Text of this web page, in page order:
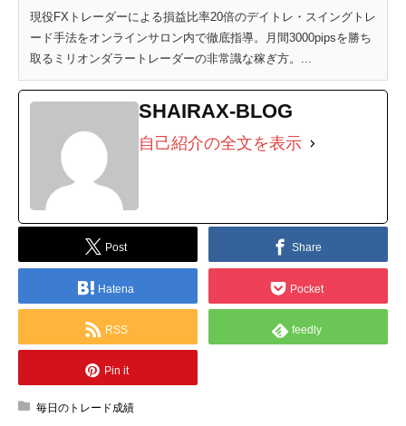
現役FXトレーダーによる損益比率20倍のデイトレ・スイングトレ
ード手法をオンラインサロン内で徹底指導。月間3000pipsを勝ち
取るミリオンダラートレーダーの非常識な稼ぎ方。...
SHAIRAX-BLOG
自己紹介の全文を表示
Post Share
Hatena Pocket
RSS feedly
Pin it
毎日のトレード成績